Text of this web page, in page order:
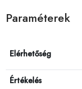
Paraméterek
Elérhetőség
Értékelés